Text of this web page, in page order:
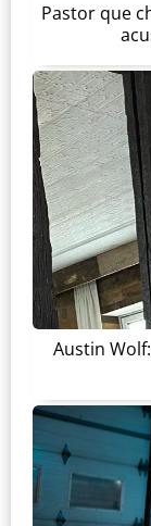
Pastor que
Austin